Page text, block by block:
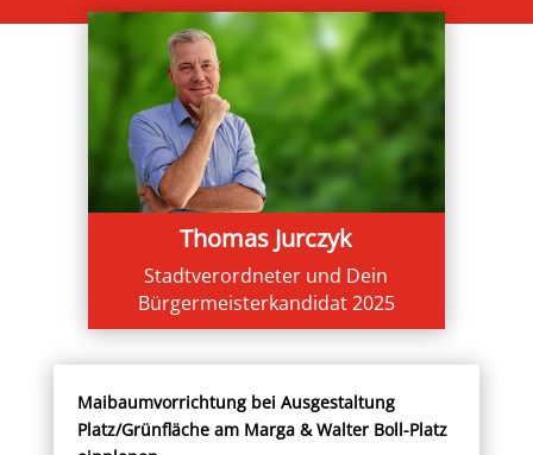
Thomas Jurczyk
Stadtverordneter und Dein
Bürgermeisterkandidat 2025
Maibaumvorrichtung bei Ausgestaltung
Platz/Grünfläche am Marga & Walter Boll-Platz